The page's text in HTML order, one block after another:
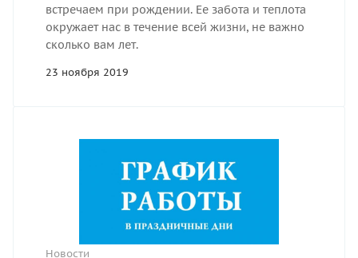
встречаем при рождении. Ее забота и теплота
окружает нас в течение всей жизни, не важно
сколько вам лет.
23 ноября 2019
Новости